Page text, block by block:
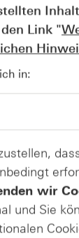
Der Blick
vom
Link "
in:
wir
und Sie